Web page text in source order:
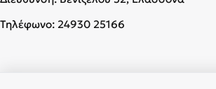
Τηλέφωνο: 24930 25166